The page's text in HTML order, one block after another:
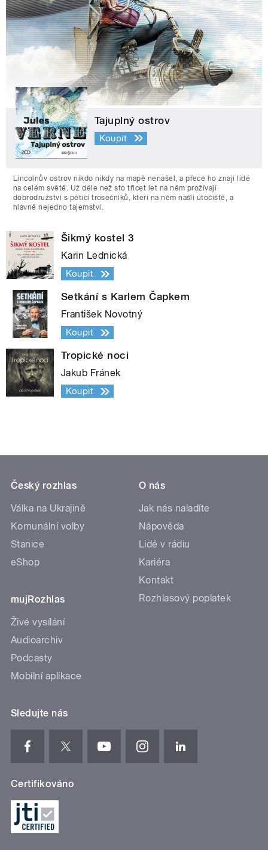
Tajuplný ostrov
Koupit
Lincolnův ostrov nikdo nikdy na mapě nenašel, a přece ho znají lidé
na celém světě. Už déle než sto třicet let na něm prožívají
dobrodružství s pěticí trosečníků, kteří na něm našli útočiště, a
hlavně nejedno tajemství.
Šikmý kostel 3
Karin Lednická
Koupit
Setkání s Karlem Čapkem
František Novotný
Koupit
Tropické noci
Jakub Fránek
Koupit
Český rozhlas
Válka na Ukrajině
Komunální volby
Stanice
eShop
mujRozhlas
Živé vysílání
Audioarchiv
Podcasty
Mobilní aplikace
O nás
Jak nás naladíte
Nápověda
Lidé v rádiu
Kariéra
Kontakt
Rozhlasový poplatek
Sledujte nás
Certifikováno